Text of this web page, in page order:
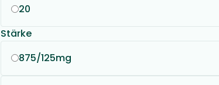
20
Stärke
875/125mg